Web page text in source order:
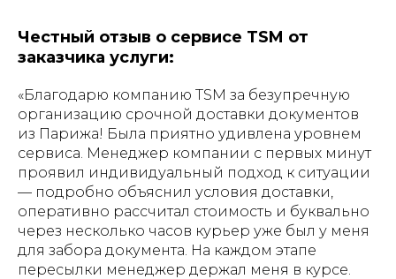
Честный отзыв о сервисе TSM от
заказчика услуги:
«Благодарю компанию TSM за безупречную
организацию срочной доставки документов
из Парижа! Была приятно удивлена уровнем
сервиса. Менеджер компании с первых минут
проявил индивидуальный подход к ситуации
— подробно объяснил условия доставки,
оперативно рассчитал стоимость и буквально
через несколько часов курьер уже был у меня
для забора документа. На каждом этапе
пересылки менеджер держал меня в курсе.